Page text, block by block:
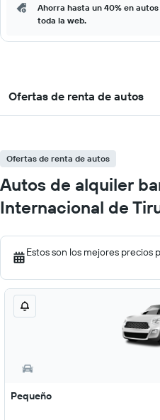
Ahorra hasta un 40% en
toda la web.
Ofertas de renta de autos
Ofertas de renta de autos
Autos de alquiler
Internacional de
Estos son los mejores precios
Pequeño